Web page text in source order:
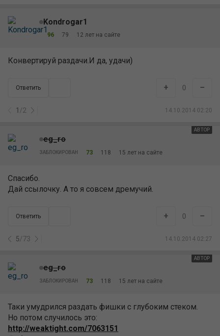
Kondrogar1
96 79 12 лет на сайте
Конвертируй раздачи.И да, удачи)
Ответить
1 /2 14.10.2014 02:20
+ 0 –
АВТОР
eg_ro
ЗАБЛОКИРОВАН 73 118 15 лет на сайте
Спасибо.
Дай ссылочку. А то я совсем дремучий.
Ответить
5/73 14.10.2014 02:27
+ 0 –
АВТОР
eg_ro
ЗАБЛОКИРОВАН 73 118 15 лет на сайте
Таки умудрился раздать фишки с глубоким стеком.
Но потом случилось это:
http://weaktight.com/7063151